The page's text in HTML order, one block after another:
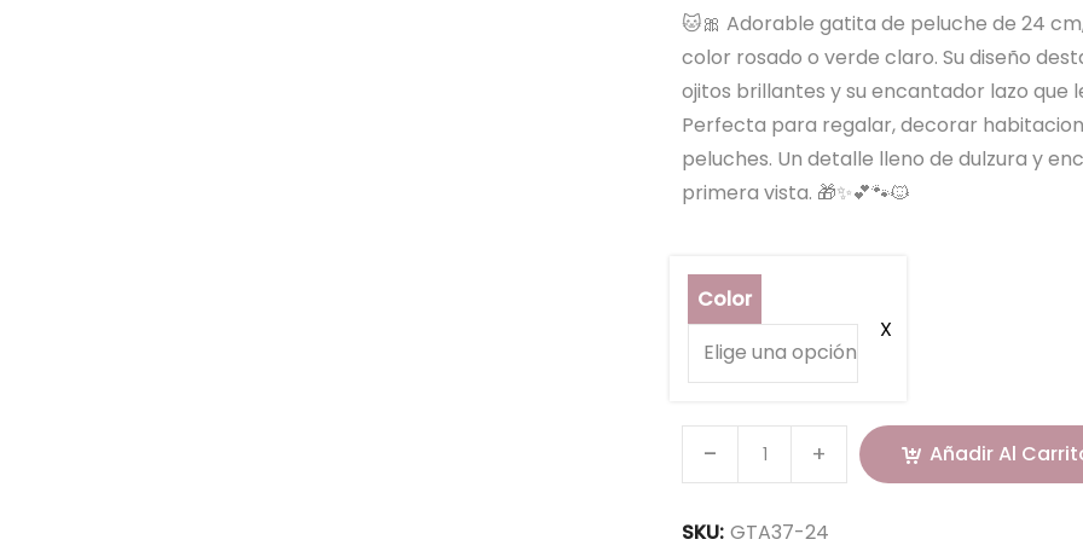
🐱🎀 Adorable gatita de peluche de 24
color rosado o verde claro. Su diseño
ojitos brillantes y su encantador lazo
Perfecta para regalar, decorar
peluches. Un detalle lleno de dulzura y
primera vista. 🎁✨💕🐾🐱
Color
Añadir Al
SKU: GTA37-24